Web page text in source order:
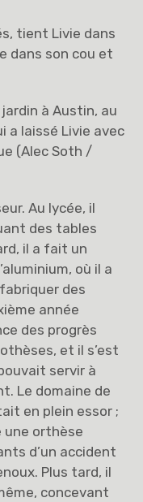
tient Livie dans
dans son cou et
à Austin, au
a laissé Livie avec
(Alec Soth /
Au lycée, il
des tables
il a fait un
où il a
des
année
des progrès
et il s’est
servir à
Le domaine de
en plein essor ;
une orthèse
d’un accident
Plus tard, il
concevant